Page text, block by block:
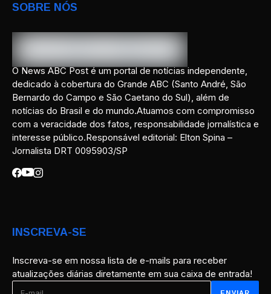
SOBRE NÓS
O News ABC Post é um portal de notícias independente,
dedicado à cobertura do Grande ABC (Santo André, São
Bernardo do Campo e São Caetano do Sul), além de
notícias do Brasil e do mundo.Atuamos com compromisso
com a veracidade dos fatos, responsabilidade jornalística e
interesse público.Responsável editorial: Elton Spina –
Jornalista DRT 0095903/SP
INSCREVA-SE
Inscreva-se em nossa lista de e-mails para receber
atualizações diárias diretamente em sua caixa de entrada!